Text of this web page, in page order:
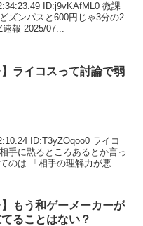
ID:j9vKAfML0 微課
ズンパスと600円じゃ3分の2
報 2025/07...
】ライコスって討論で弱
ID:T3yZOqoo0 ライコ
手に黙るところあるとか言っ
のは 「相手の理解力が悪く
】もう和ゲーメーカーが
ることはない？